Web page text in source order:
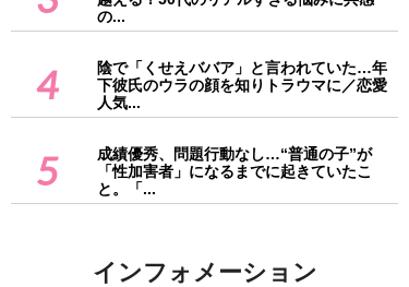
の...
4
陰で「くせえババア」と言われていた…年
下彼氏のウラの顔を知りトラウマに／恋愛
人気...
5
成績優秀、問題行動なし…“普通の子”が
「性加害者」になるまでに起きていたこ
と。「...
インフォメーション